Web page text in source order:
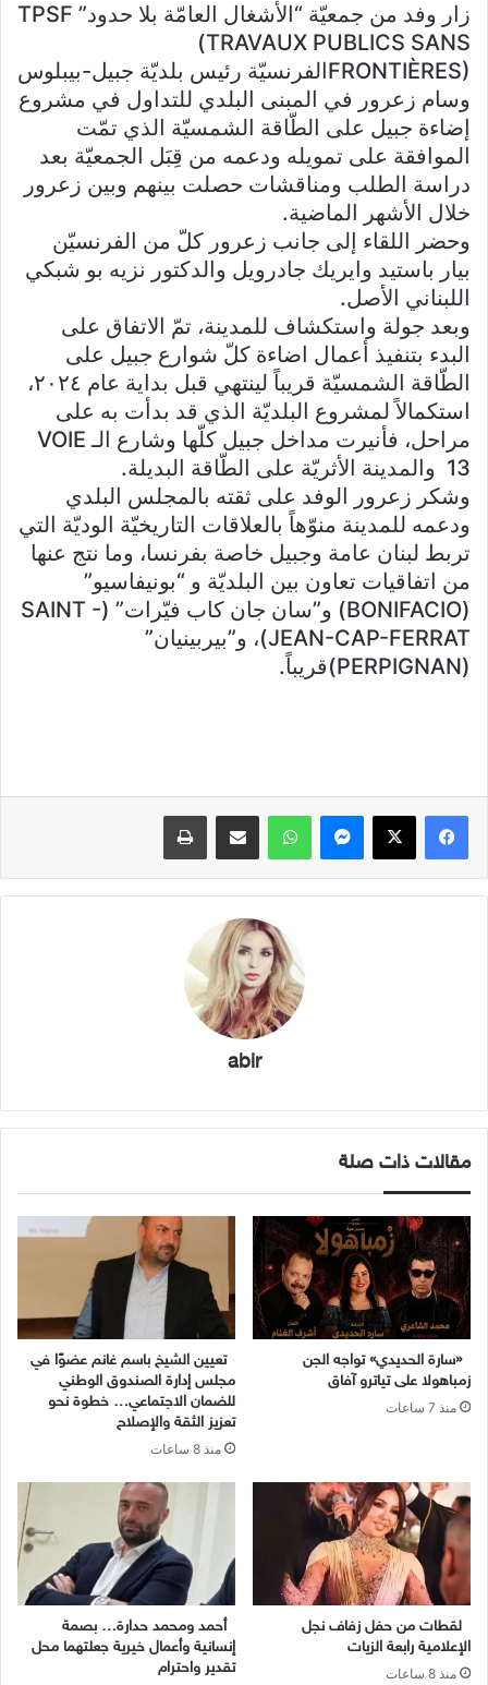
زار وفد من جمعيّة “الأشغال العامّة بلا حدود” TPSF
(TRAVAUX PUBLICS SANS
FRONTIÈRES)الفرنسيّة رئيس بلديّة جبيل-بيبلوس
وسام زعرور في المبنى البلدي للتداول في مشروع
إضاءة جبيل على الطّاقة الشمسيّة الذي تمّت
الموافقة على تمويله ودعمه من قِبَل الجمعيّة بعد
دراسة الطلب ومناقشات حصلت بينهم وبين زعرور
خلال الأشهر الماضية.
وحضر اللقاء إلى جانب زعرور كلّ من الفرنسيّن
بيار باستيد وايريك جادرويل والدكتور نزيه بو شبكي
اللبناني الأصل.
وبعد جولة واستكشاف للمدينة، تمّ الاتفاق على
البدء بتنفيذ أعمال اضاءة كلّ شوارع جبيل على
الطّاقة الشمسيّة قريباً لينتهي قبل بداية عام ٢٠٢٤،
استكمالاً لمشروع البلديّة الذي قد بدأت به على
مراحل، فأنيرت مداخل جبيل كلّها وشارع الـ VOIE
13 والمدينة الأثريّة على الطّاقة البديلة.
وشكر زعرور الوفد على ثقته بالمجلس البلدي
ودعمه للمدينة منوّهاً بالعلاقات التاريخيّة الوديّة التي
تربط لبنان عامة وجبيل خاصة بفرنسا، وما نتج عنها
من اتفاقيات تعاون بين البلديّة و “بونيفاسيو”
(BONIFACIO) و”سان جان كاب فيّرات” (SAINT -
JEAN-CAP-FERRAT)، و”بيربينيان”
(PERPIGNAN)قريباً.
فيسبوك X ماسنجر واتساب مشاركة عبر البريد طباعة
abir
مقالات ذات صلة
«سارة الحديدي» تواجه الجن
زمباهولا على تياترو آفاق
منذ 7 ساعات
تعيين الشيخ باسم غانم عضوًا في
مجلس إدارة الصندوق الوطني
للضمان الاجتماعي… خطوة نحو
تعزيز الثقة والإصلاح
منذ 8 ساعات
لقطات من حفل زفاف نجل
الإعلامية رابعة الزيات
منذ 8 ساعات
أحمد ومحمد حدارة… بصمة
إنسانية وأعمال خيرية جعلتهما محل
تقدير واحترام